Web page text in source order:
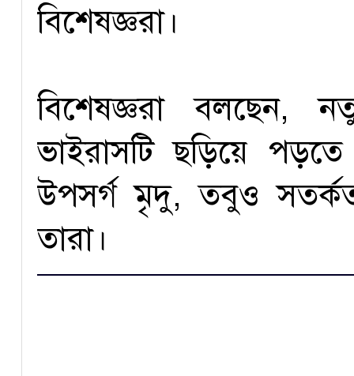
বিশেষজ্ঞরা।
বিশেষজ্ঞরা বলছেন,
ভাইরাসটি ছড়িয়ে পড়তে
উপসর্গ মৃদু, তবুও
তারা।